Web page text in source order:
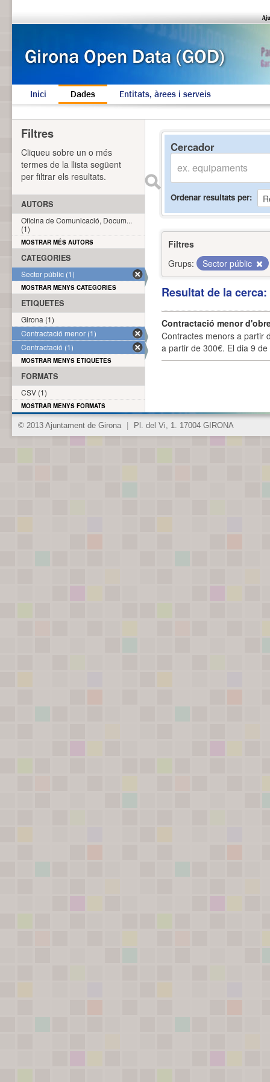
Inici Dades Entitats, àrees i serveis
Cercador
Ordenar resultats per
Filtres
Grups:
Sector públic
Resultat de la
Contractació menor
Contractes menors a partir
a partir de 300€. El dia 9
Filtres
Cliqueu sobre un o més
termes de la llista següent
per filtrar els resultats.
AUTORS
Oficina de Comunicació, Docum...
(1)
MOSTRAR MÉS AUTORS
CATEGORIES
Sector públic (1)
MOSTRAR MENYS CATEGORIES
ETIQUETES
Girona (1)
Contractació menor (1)
Contractació (1)
MOSTRAR MENYS ETIQUETES
FORMATS
CSV (1)
MOSTRAR MENYS FORMATS
© 2013 Ajuntament de Girona Pl. del Vi, 1. 17004 GIRONA